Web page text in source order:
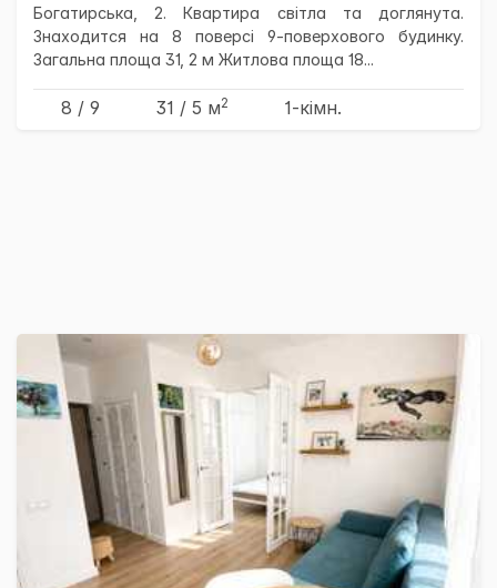
Богатирська, 2. Квартира світла та доглянута.
Знаходится на 8 поверсі 9-поверхового будинку.
Загальна площа 31, 2 м Житлова площа 18...
8 / 9 31 / 5 м2 1-кімн.